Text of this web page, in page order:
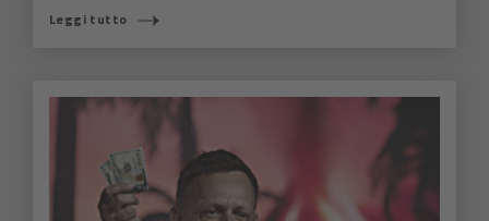
Leggi tutto